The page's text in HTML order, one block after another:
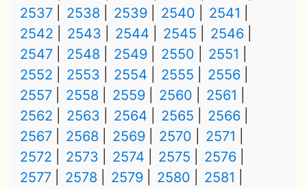
2537
2538 2539 2540
2541
2542
2543 2544 2545
2546
2547
2548 2549 2550
2551
2552
2553 2554 2555
2556
2557
2558 2559 2560
2561
2562
2563 2564 2565
2566
2567
2568 2569 2570
2571
2572
2573 2574 2575
2576
2577
2578 2579 2580
2581